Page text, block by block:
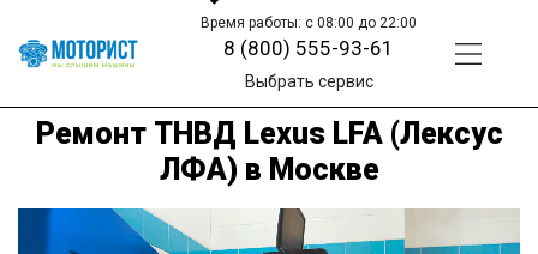
Время работы: с 08:00 до 22:00
8 (800) 555-93-61
Выбрать сервис
Ремонт ТНВД Lexus LFA (Лексус
ЛФА) в Москве